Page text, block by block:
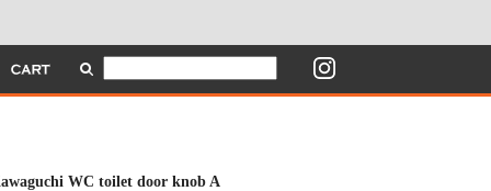
WC toilet door knob A